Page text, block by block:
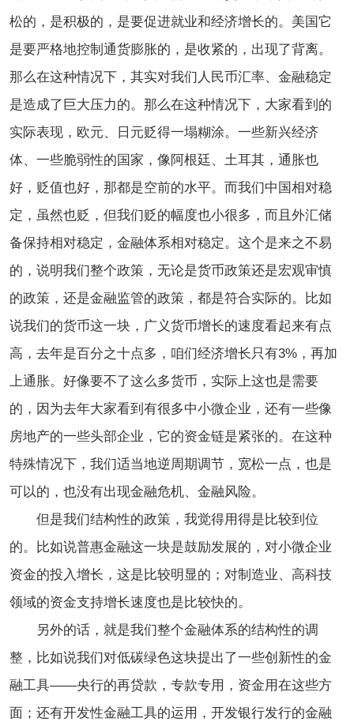
松的，是积极的，是要促进就业和经济增长的。美国它
是要严格地控制通货膨胀的，是收紧的，出现了背离。
那么在这种情况下，其实对我们人民币汇率、金融稳定
是造成了巨大压力的。那么在这种情况下，大家看到的
实际表现，欧元、日元贬得一塌糊涂。一些新兴经济
体、一些脆弱性的国家，像阿根廷、土耳其，通胀也
好，贬值也好，那都是空前的水平。而我们中国相对稳
定，虽然也贬，但我们贬的幅度也小很多，而且外汇储
备保持相对稳定，金融体系相对稳定。这个是来之不易
的，说明我们整个政策，无论是货币政策还是宏观审慎
的政策，还是金融监管的政策，都是符合实际的。比如
说我们的货币这一块，广义货币增长的速度看起来有点
高，去年是百分之十点多，咱们经济增长只有3%，再加
上通胀。好像要不了这么多货币，实际上这也是需要
的，因为去年大家看到有很多中小微企业，还有一些像
房地产的一些头部企业，它的资金链是紧张的。在这种
特殊情况下，我们适当地逆周期调节，宽松一点，也是
可以的，也没有出现金融危机、金融风险。
但是我们结构性的政策，我觉得用得是比较到位
的。比如说普惠金融这一块是鼓励发展的，对小微企业
资金的投入增长，这是比较明显的；对制造业、高科技
领域的资金支持增长速度也是比较快的。
另外的话，就是我们整个金融体系的结构性的调
整，比如说我们对低碳绿色这块提出了一些创新性的金
融工具——央行的再贷款，专款专用，资金用在这些方
面；还有开发性金融工具的运用，开发银行发行的金融